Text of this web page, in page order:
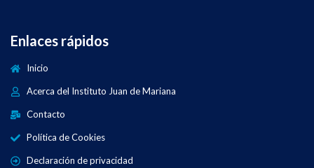
Enlaces rápidos
Inicio
Acerca del Instituto Juan de Mariana
Contacto
Política de Cookies
Declaración de privacidad